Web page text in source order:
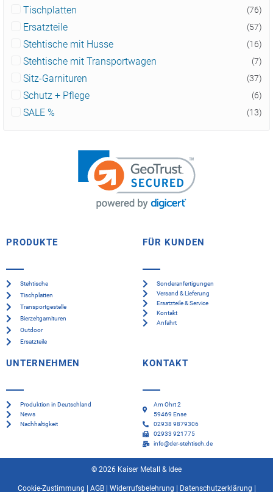
Tischplatten (76)
Ersatzteile (57)
Stehtische mit Husse (16)
Stehtische mit Transportwagen (7)
Sitz-Garnituren (37)
Schutz + Pflege (6)
SALE % (13)
PRODUKTE
Stehtische
Tischplatten
Transportgestelle
Bierzeltgarnituren
Outdoor
Ersatzteile
FÜR KUNDEN
Sonderanfertigungen
Versand & Lieferung
Ersatzteile & Service
Kontakt
Anfahrt
UNTERNEHMEN
Produktion in Deutschland
News
Nachhaltigkeit
KONTAKT
Am Ohrt 2
59469 Ense
02938 9879306
02933 921775
info@der-stehtisch.de
© 2026 Kaiser Metall & Idee
Cookie-Zustimmung AGB| Widerrufsbelehrung Datenschutzerklärung